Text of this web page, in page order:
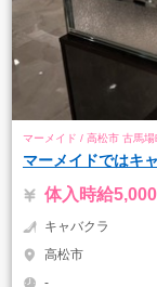
マーメイド / 高松市 古馬場
マーメイドではキ
体入時給
キャバクラ
高松市
-